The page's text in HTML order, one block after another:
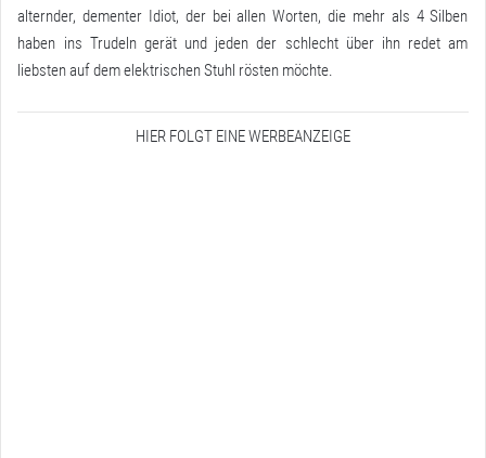
alternder, dementer Idiot, der bei allen Worten, die mehr als 4 Silben
haben ins Trudeln gerät und jeden der schlecht über ihn redet am
liebsten auf dem elektrischen Stuhl rösten möchte.
HIER FOLGT EINE WERBEANZEIGE